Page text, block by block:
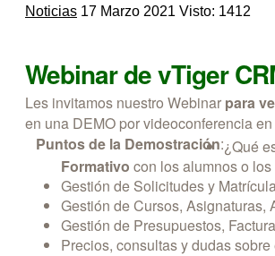
Noticias 17 Marzo 2021 Visto: 1412
Webinar de vTiger
Les invitamos nuestro Webinar para
en una DEMO por videoconferencia
Puntos de la Demostración:¿Qué
Formativo con los alumnos o
Gestión de Solicitudes y
Gestión de Cursos, Asignaturas,
Gestión de Presupuestos,
Precios, consultas y dudas sobre